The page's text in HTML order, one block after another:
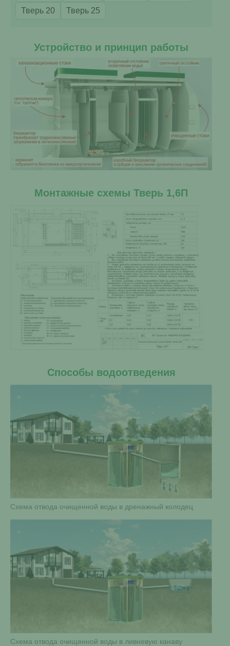
Тверь 20 Тверь 25
Устройство и принцип работы
Монтажные схемы Тверь 1,6П
Способы водоотведения
Схема отвода очищенной воды в дренажный колодец
Схема отвода очищенной воды в ливневую канаву